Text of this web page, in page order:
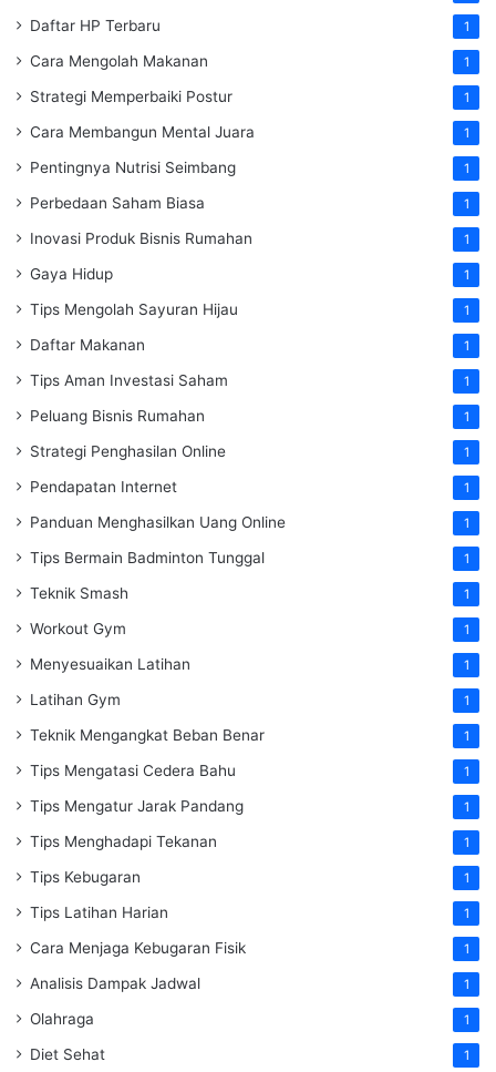
Daftar HP Terbaru 1
Cara Mengolah Makanan 1
Strategi Memperbaiki Postur 1
Cara Membangun Mental Juara 1
Pentingnya Nutrisi Seimbang 1
Perbedaan Saham Biasa 1
Inovasi Produk Bisnis Rumahan 1
Gaya Hidup 1
Tips Mengolah Sayuran Hijau 1
Daftar Makanan 1
Tips Aman Investasi Saham 1
Peluang Bisnis Rumahan 1
Strategi Penghasilan Online 1
Pendapatan Internet 1
Panduan Menghasilkan Uang Online 1
Tips Bermain Badminton Tunggal 1
Teknik Smash 1
Workout Gym 1
Menyesuaikan Latihan 1
Latihan Gym 1
Teknik Mengangkat Beban Benar 1
Tips Mengatasi Cedera Bahu 1
Tips Mengatur Jarak Pandang 1
Tips Menghadapi Tekanan 1
Tips Kebugaran 1
Tips Latihan Harian 1
Cara Menjaga Kebugaran Fisik 1
Analisis Dampak Jadwal 1
Olahraga 1
Diet Sehat 1